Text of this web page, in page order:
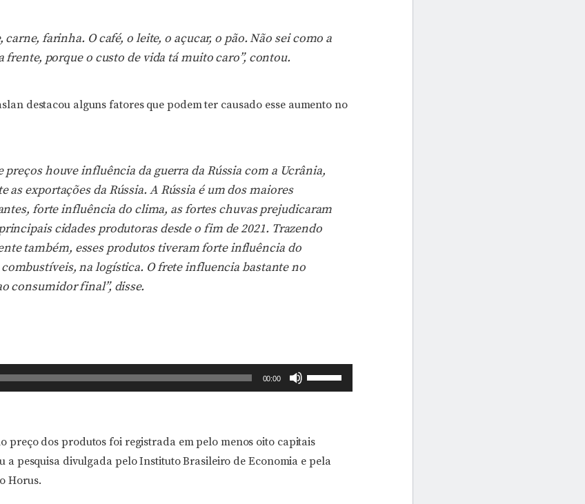
farinha. O café, o leite, o açucar, o pão. Não sei como a
frente, porque o custo de vida tá muito caro”, contou.
destacou alguns fatores que podem ter causado esse aumento no
preços houve influência da guerra da Rússia com a Ucrânia,
as exportações da Rússia. A Rússia é um dos maiores
forte influência do clima, as fortes chuvas prejudicaram
cidades produtoras desde o fim de 2021. Trazendo
também, esses produtos tiveram forte influência do
na logística. O frete influencia bastante no
consumidor final”, disse.
00:00
Use
as
ou
preço dos produtos foi registrada em pelo menos oito capitais
a pesquisa divulgada pelo Instituto Brasileiro de Economia e pela
Horus.